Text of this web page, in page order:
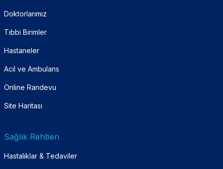
Doktorlarımız
Tıbbi Birimler
Hastaneler
Acil ve Ambulans
Online Randevu
Site Haritası
Sağlık Rehberi
Hastalıklar & Tedaviler